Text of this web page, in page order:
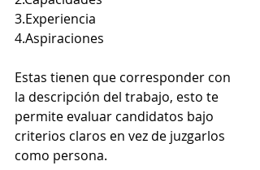
3.Experiencia
4.Aspiraciones
Estas tienen que corresponder con
la descripción del trabajo, esto te
permite evaluar candidatos bajo
criterios claros en vez de juzgarlos
como persona.